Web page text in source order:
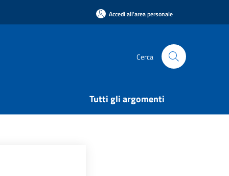
Accedi all'area personale
Cerca
Tutti gli argomenti